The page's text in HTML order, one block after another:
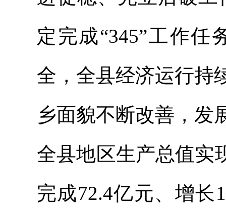
定完成“345”工作
全，全县经济运行持
乡面貌不断改善，发
全县地区生产总值实
完成72.4亿元、增长